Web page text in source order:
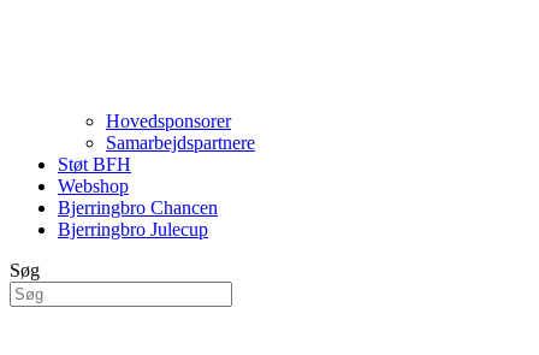
Hovedsponsorer
Samarbejdspartnere
Støt BFH
Webshop
Bjerringbro Chancen
Bjerringbro Julecup
Søg